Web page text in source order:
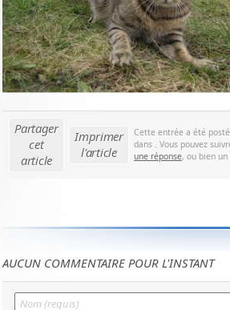
Partager
cet
article
Imprimer
l'article
Cette entrée a été
dans . Vous pouvez
une réponse, ou bien un
AUCUN COMMENTAIRE POUR L'INSTANT